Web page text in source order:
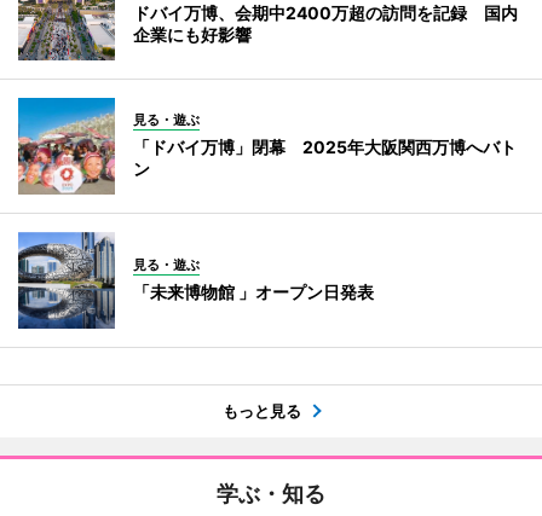
ドバイ万博、会期中2400万超の訪問を記録 国内
企業にも好影響
見る・遊ぶ
「ドバイ万博」閉幕 2025年大阪関西万博へバト
ン
見る・遊ぶ
「未来博物館 」オープン日発表
もっと見る
学ぶ・知る